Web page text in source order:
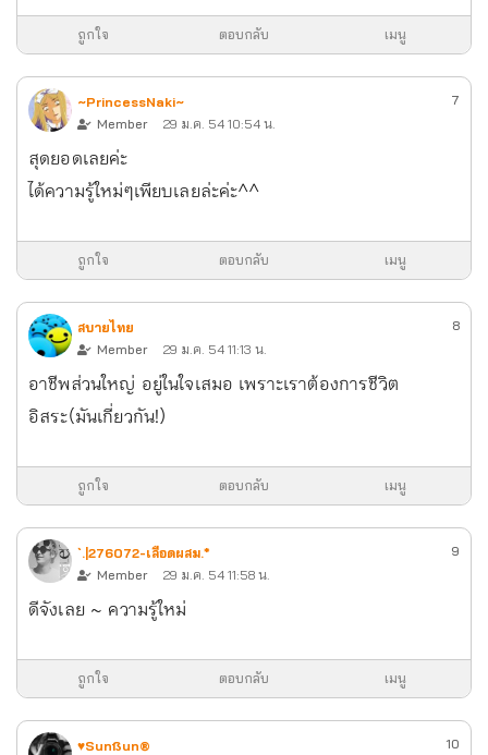
ถูกใจ ตอบกลับ เมนู
~PrincessNaki~
Member
29 ม.ค. 54 10:54 น.
7
สุดยอดเลยค่ะ
ได้ความรู้ใหม่ๆเพียบเลยล่ะค่ะ^^
ถูกใจ ตอบกลับ เมนู
สบายไทย
Member
29 ม.ค. 54 11:13 น.
8
อาชีพส่วนใหญ่ อยู่ในใจเสมอ เพราะเราต้องการชีวิต
อิสระ(มันเกี่ยวกัน!)
ถูกใจ ตอบกลับ เมนู
`.|276072-เลือดผสม.*
Member
29 ม.ค. 54 11:58 น.
9
ดีจังเลย ~ ความรู้ใหม่
ถูกใจ ตอบกลับ เมนู
♥Sunßun®
10